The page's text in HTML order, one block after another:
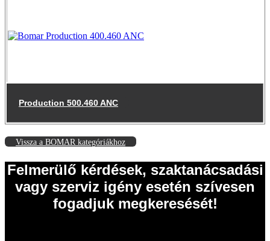
Production 500.460 ANC
Vissza a BOMAR kategóriákhoz
Felmerülő kérdések, szaktanácsadási
vagy szerviz igény esetén szívesen
fogadjuk megkeresését!